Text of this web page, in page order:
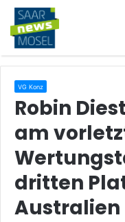
VG Konz
Robin
am
dritten
Australien